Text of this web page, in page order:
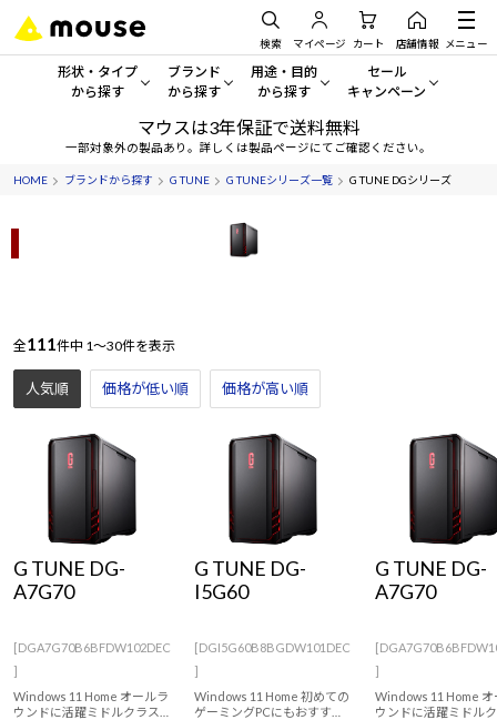
検索 マイページ カート 店舗情報 メニュー
形状・タイプ
から探す
形状・タイプから探す をすべてみる
デスクトップPC
サーバー
ディスプレイ
Windows 11
ブランド
から探す
mouse
G TUNE
NEXTGEAR
MousePro
Copilot+ PC
用途・目的
から探す
一般向けパソコン
ゲーミングPC・ゲーム向けパソコン
クリエイティブ向け
AIおすすめパソコン
Windows 11
セール
キャンペーン
セール・キャンペー
期間限定セール
マウスは3年保証で送料無料
一部対象外の製品あり。詳しくは製品ページにてご確認ください。
HOME ブランドから探す G TUNE G TUNEシリーズ一覧 G TUNE DGシリーズ
全111件中 1～30件を表示
人気順 価格が低い順 価格が高い順
G TUNE DG-
A7G70
[DGA7G70B6BFDW102DEC
]
Windows 11 Home オールラ
ウンドに活躍ミドルクラス
G TUNE DG-
I5G60
[DGI5G60B8BGDW101DEC
]
Windows 11 Home 初めての
ゲーミングPCにもおすす
G TUNE DG-
A7G70
]
Windows 11 Home オ
ウンドに活躍ミドル